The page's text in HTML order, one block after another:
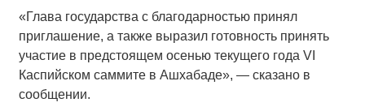
«Глава государства с благодарностью принял
приглашение, а также выразил готовность принять
участие в предстоящем осенью текущего года VI
Каспийском саммите в Ашхабаде», — сказано в
сообщении.